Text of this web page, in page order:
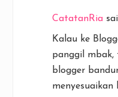
CatatanRia
Kalau ke
panggil mbak,
blogger
menyesuaikan